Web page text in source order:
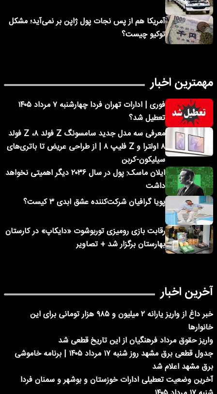
آمریکا هم از پس نجات پول ژاپن بر نمی‌آید؛ مشکل
توکیو چیست؟
مهمترین اخبار
فوری | ادارات تهران فردا چهارشنبه ۷ مرداد ۱۴۰۵
تعطیل شد؟
معرفی سه مدل جدید سامسونگ Z فولد ۸، Z فولد
۸ اولترا و Z فلیپ ۸ | از طراحی عریض تا باتری‌های
سیلیکون-کربن
ایلان ماسک: پول در سال ۲۰۳۶ دیگر اهمیتی نخواهد
داشت
پویا گرافیان شرکت‌کننده عشق ابدی ۳ کیست؟
رقابت بازی رومیزی توربوشوت «دایکاپ» در کارستان
بهارستان برگزار شد + تصاویر
آخرین اخبار
خبر داغ از واریز یارانه ۲ میلیون و ۹۸۵ هزار تومانی برای این
خانوارها
واریز حقوق مرداد فرهنگیان از این تاریخ قطعی شد
جدول قطعی برق مشهد روز شنبه ۱۷ مرداد ۱۴۰۵ | برنامه خاموشی
برق مشهد اعلام شد
آخرین وضعیت تعطیلی ادارات خوزستان و بوشهر و سمنان فردا